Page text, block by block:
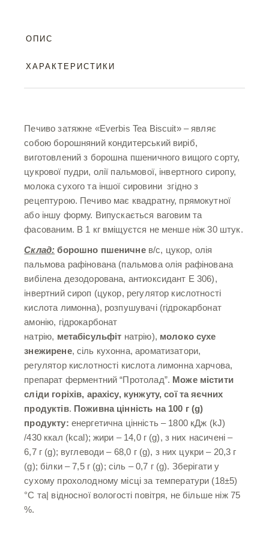
ОПИС
ХАРАКТЕРИСТИКИ
Печиво затяжне «Everbis Tea Biscuit» – являє
собою борошняний кондитерський виріб,
виготовлений з борошна пшеничного вищого сорту,
цукрової пудри, олії пальмової, інвертного сиропу,
молока сухого та іншої сировини згідно з
рецептурою. Печиво має квадратну, прямокутної
або іншу форму. Випускається ваговим та
фасованим. В 1 кг вміщуєтся не менше ніж 30 штук.
Склад: борошно пшеничнев/с, цукор, олія
пальмова рафінована (пальмова олія рафінована
вибілена дезодорована, антиоксидант Е 306),
інвертний сироп (цукор, регулятор кислотності
кислота лимонна), розпушувачі (гідрокарбонат
амонію, гідрокарбонат
натрію, метабісульфіт натрію), молоко сухе
знежирене, сіль кухонна, ароматизатори,
регулятор кислотності кислота лимонна харчова,
препарат ферментний “Протолад”. Може містити
сліди горіхів, арахісу, кунжуту, сої та яєчних
продуктів. Поживна цінність на 100 г (g)
продукту: енергетична цінність – 1800 кДж (kJ)
/430 ккал (kcal); жири – 14,0 г (g), з них насичені –
6,7 г (g); вуглеводи – 68,0 г (g), з них цукри – 20,3 г
(g); білки – 7,5 г (g); сіль – 0,7 г (g). Зберігати у
сухому прохолодному місці за температури (18±5)
°С та| відносної вологості повітря, не більше ніж 75
%.